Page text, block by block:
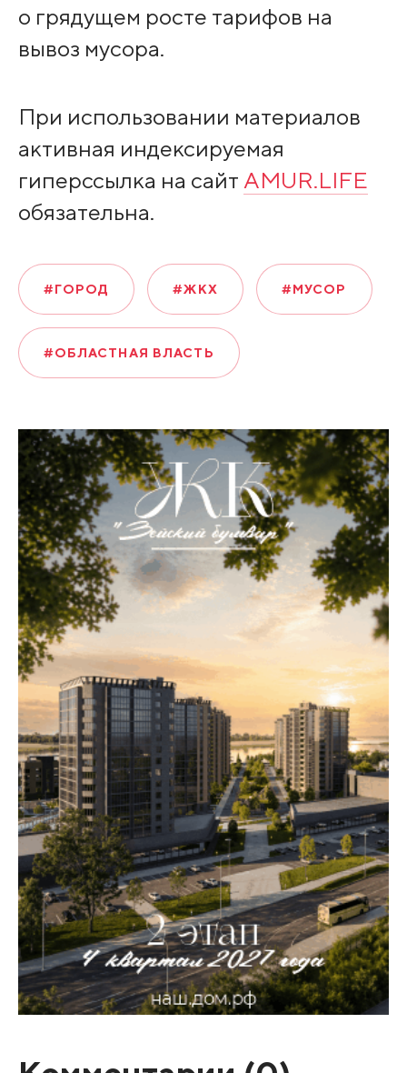
о грядущем росте тарифов на
вывоз мусора.
При использовании материалов
активная индексируемая
гиперссылка на сайт AMUR.LIFE
обязательна.
#ГОРОД #ЖКХ #МУСОР
#ОБЛАСТНАЯ ВЛАСТЬ